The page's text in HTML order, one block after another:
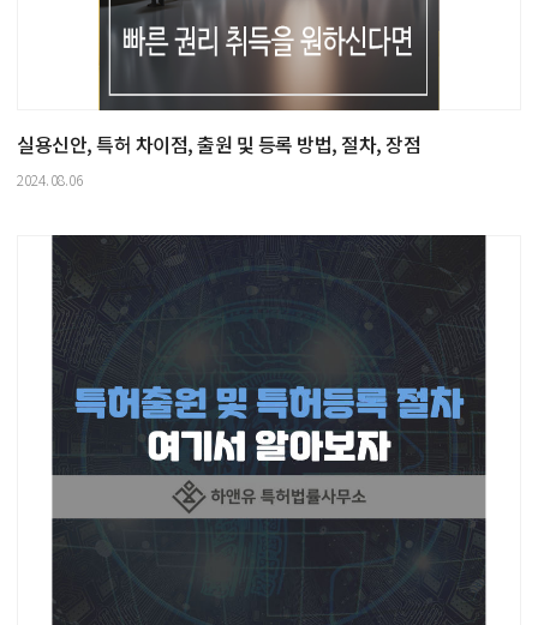
실용신안, 특허 차이점, 출원 및 등록 방법, 절차, 장점
2024.08.06